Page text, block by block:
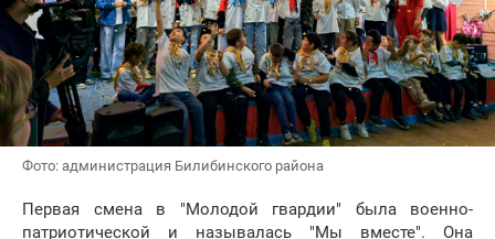
Фото: администрация Билибинского района
Первая смена в "Молодой гвардии" была военно-
патриотической и называлась "Мы вместе". Она